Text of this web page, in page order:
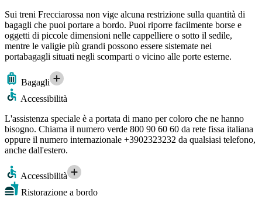
Sui treni Frecciarossa non vige alcuna restrizione sulla quantità di
bagagli che puoi portare a bordo. Puoi riporre facilmente borse e
oggetti di piccole dimensioni nelle cappelliere o sotto il sedile,
mentre le valigie più grandi possono essere sistemate nei
portabagagli situati negli scomparti o vicino alle porte esterne.
Bagagli
Accessibilità
L'assistenza speciale è a portata di mano per coloro che ne hanno
bisogno. Chiama il numero verde 800 90 60 60 da rete fissa italiana
oppure il numero internazionale +3902323232 da qualsiasi telefono,
anche dall'estero.
Accessibilità
Ristorazione a bordo